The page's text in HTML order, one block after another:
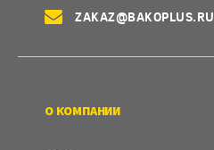
ZAKAZ@BAKOPLUS.RU
О КОМПАНИИ